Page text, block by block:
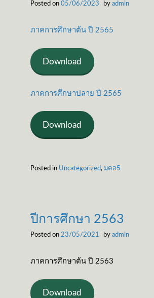
Posted on 05/06/2023 by admin
ภาคการศึกษาต้น ปี 2565
Download
ภาคการศึกษาปลาย ปี 2565
Download
Posted in Uncategorized, มคอ5
ปีการศึกษา 2563
Posted on 23/05/2021 by admin
ภาคการศึกษาต้น ปี 2563
Download